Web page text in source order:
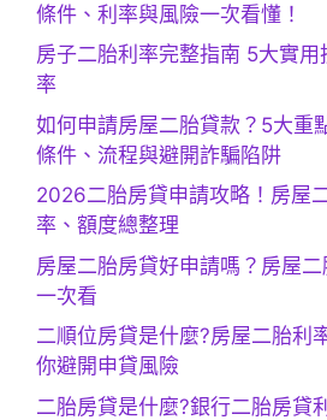
條件、利率與風險一次看懂！
房子二胎利率完整指南 5大實用
率
如何申請房屋二胎貸款？5大重
條件、流程與避開詐騙陷阱
2026二胎房貸申請攻略！房屋
率、額度總整理
房屋二胎房貸好申請嗎？房屋
一次看
二順位房貸是什麼?房屋二胎利
你避開申貸風險
二胎房貸是什麼?銀行二胎房貸